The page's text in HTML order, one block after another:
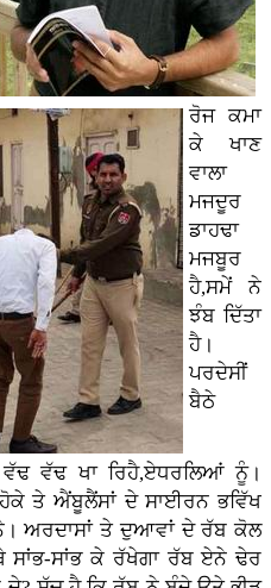
ਰੋਜ ਕਮਾ
ਕੇ ਖਾਣ
ਵਾਲਾ
ਮਜਦੂਰ
ਡਾਹਢਾ
ਮਜਬੂਰ
ਹੈ,ਸਮੇਂ ਨੇ
ਝੰਬ ਦਿੱਤਾ
ਹੈ।
ਪਰਦੇਸੀਂ
ਬੈਠੇ
ਵੱਢ ਖਾ ਰਿਹੈ,ਏਧਰਲਿਆਂ ਨੂੰ।
ਤੇ ਐਂਬੂਲੈਂਸਾਂ ਦੇ ਸਾਈਰਨ ਭਵਿੱਖ
ਅਰਦਾਸਾਂ ਤੇ ਦੁਆਵਾਂ ਦੇ ਰੱਬ ਕੋਲ
ਸਾਂਭ-ਸਾਂਭ ਕੇ ਰੱਖੇਗਾ ਰੱਬ ਏਨੇ ਢੇਰ